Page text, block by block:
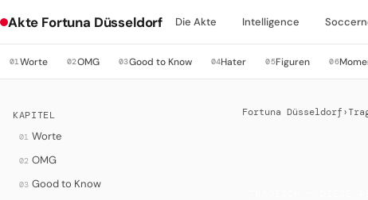
Akte Fortuna Düsseldorf Die Akte Intelligence
01Worte 02OMG 03Good to Know 04Hater 05Figuren 06
KAPITEL
01 Worte
02 OMG
03 Good to Know
Fortuna Düsseldorf ›